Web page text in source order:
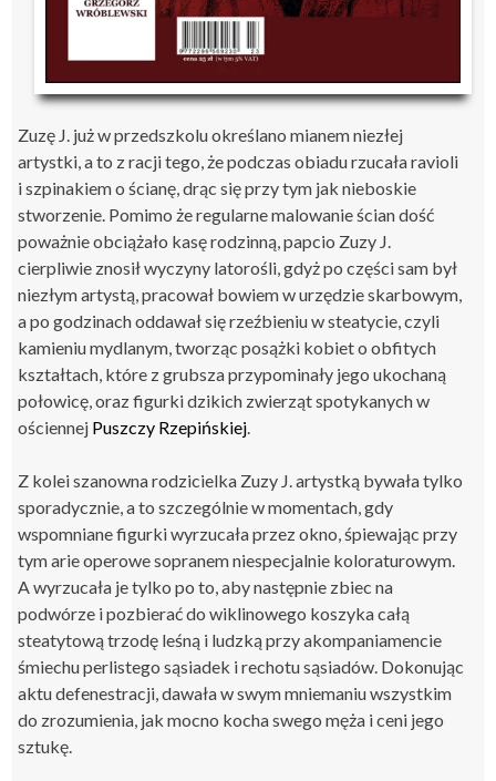
Zuzę J. już w przedszkolu określano mianem niezłej
artystki, a to z racji tego, że podczas obiadu rzucała ravioli
i szpinakiem o ścianę, drąc się przy tym jak nieboskie
stworzenie. Pomimo że regularne malowanie ścian dość
poważnie obciążało kasę rodzinną, papcio Zuzy J.
cierpliwie znosił wyczyny latorośli, gdyż po części sam był
niezłym artystą, pracował bowiem w urzędzie skarbowym,
a po godzinach oddawał się rzeźbieniu w steatycie, czyli
kamieniu mydlanym, tworząc posążki kobiet o obfitych
kształtach, które z grubsza przypominały jego ukochaną
połowicę, oraz figurki dzikich zwierząt spotykanych w
ościennej Puszczy Rzepińskiej.
Z kolei szanowna rodzicielka Zuzy J. artystką bywała tylko
sporadycznie, a to szczególnie w momentach, gdy
wspomniane figurki wyrzucała przez okno, śpiewając przy
tym arie operowe sopranem niespecjalnie koloraturowym.
A wyrzucała je tylko po to, aby następnie zbiec na
podwórze i pozbierać do wiklinowego koszyka całą
steatytową trzodę leśną i ludzką przy akompaniamencie
śmiechu perlistego sąsiadek i rechotu sąsiadów. Dokonując
aktu defenestracji, dawała w swym mniemaniu wszystkim
do zrozumienia, jak mocno kocha swego męża i ceni jego
sztukę.